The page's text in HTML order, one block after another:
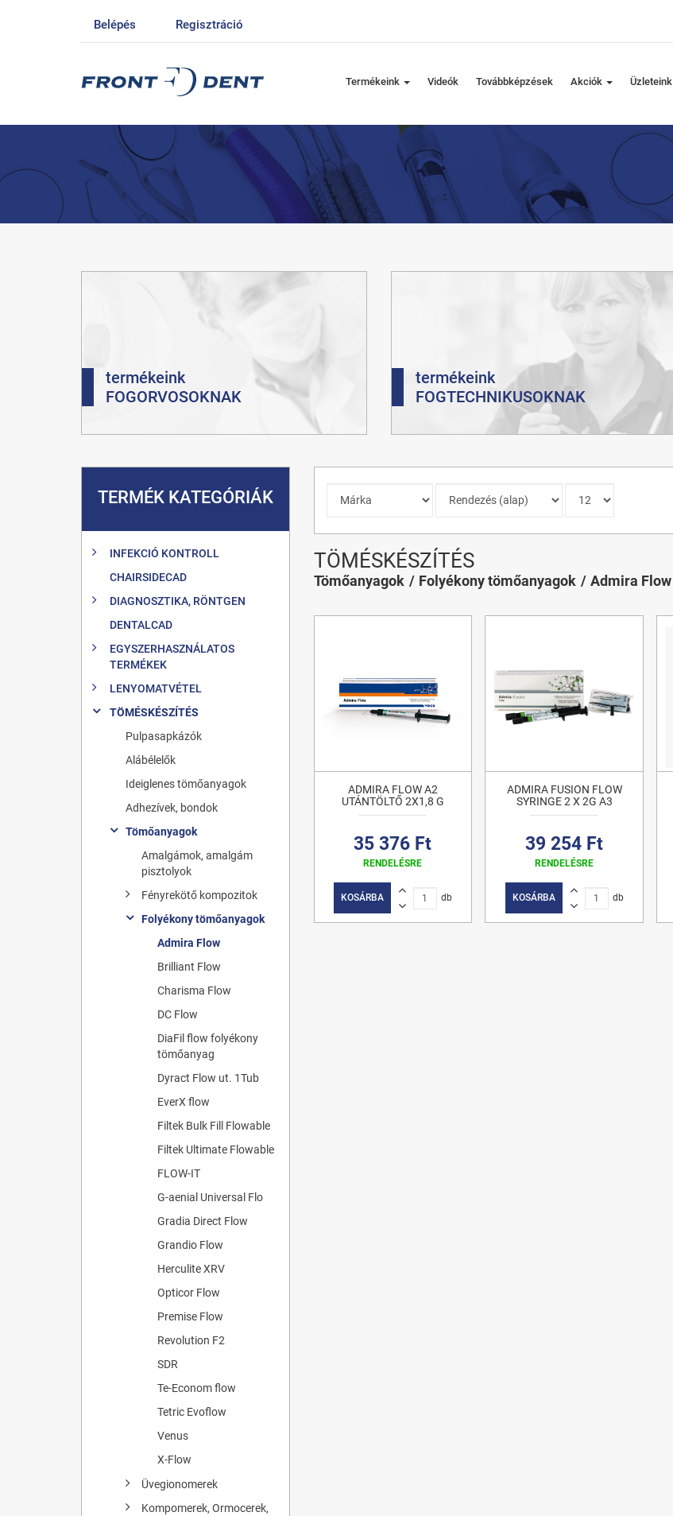
Belépés Regisztráció
Termékeink Videók Továbbképzések Akciók Üzleteink
termékeink
FOGORVOSOKNAK
termékeink
FOGTECHNIKUSOKNAK
TERMÉK KATEGÓRIÁK
INFEKCIÓ KONTROLL
CHAIRSIDECAD
DIAGNOSZTIKA, RÖNTGEN
DENTALCAD
EGYSZERHASZNÁLATOS
TERMÉKEK
LENYOMATVÉTEL
TÖMÉSKÉSZÍTÉS
Pulpasapkázók
Alábélelők
Ideiglenes tömőanyagok
Adhezívek, bondok
Tömőanyagok
Amalgámok, amalgám
pisztolyok
Fényrekötő kompozitok
Folyékony tömőanyagok
Admira Flow
Brilliant Flow
Charisma Flow
DC Flow
DiaFil flow folyékony
tömőanyag
Dyract Flow ut. 1Tub
EverX flow
Filtek Bulk Fill Flowable
Filtek Ultimate Flowable
FLOW-IT
G-aenial Universal Flo
Gradia Direct Flow
Grandio Flow
Herculite XRV
Opticor Flow
Premise Flow
Revolution F2
SDR
Te-Econom flow
Tetric Evoflow
Venus
X-Flow
Üvegionomerek
Kompomerek, Ormocerek,
TÖMÉSKÉSZÍTÉS
Tömőanyagok Folyékony tömőanyagok Admira Flow
ADMIRA FLOW A2
UTÁNTÖLTŐ 2X1,8 G
35 376 Ft
RENDELÉSRE
KOSÁRBA db
ADMIRA FUSION FLOW
SYRINGE 2 X 2G A3
39 254 Ft
RENDELÉSRE
KOSÁRBA db